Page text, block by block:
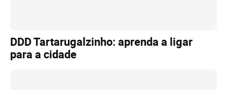
DDD Tartarugalzinho: aprenda a ligar
para a cidade